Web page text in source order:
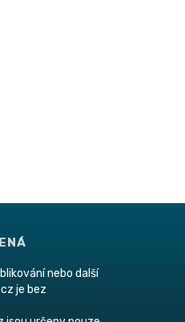
nebo další
je bez